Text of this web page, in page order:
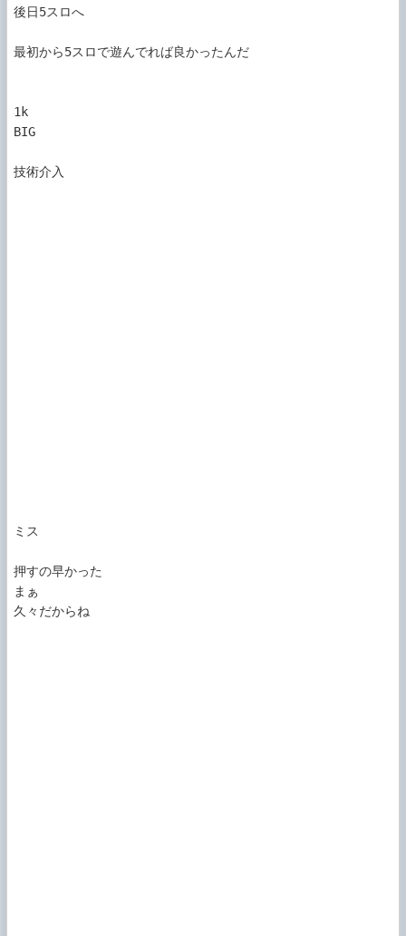
後日5スロへ
最初から5スロで遊んでれば良かったんだ
1k
BIG
技術介入
ミス
押すの早かった
まぁ
久々だからね